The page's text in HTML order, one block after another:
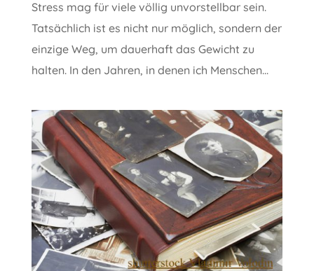
Stress mag für viele völlig unvorstellbar sein.
Tatsächlich ist es nicht nur möglich, sondern der
einzige Weg, um dauerhaft das Gewicht zu
halten. In den Jahren, in denen ich Menschen...